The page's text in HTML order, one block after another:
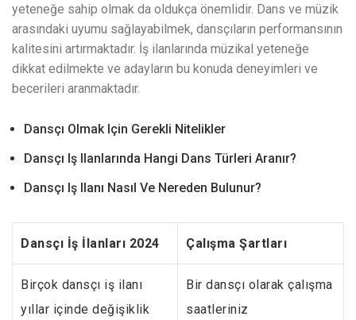
yeteneğe sahip olmak da oldukça önemlidir. Dans ve müzik
arasındaki uyumu sağlayabilmek, dansçıların performansının
kalitesini artırmaktadır. İş ilanlarında müzikal yeteneğe
dikkat edilmekte ve adayların bu konuda deneyimleri ve
becerileri aranmaktadır.
Dansçı Olmak Için Gerekli Nitelikler
Dansçı Iş Ilanlarında Hangi Dans Türleri Aranır?
Dansçı Iş Ilanı Nasıl Ve Nereden Bulunur?
Dansçı İş İlanları 2024 Çalışma Şartları
Birçok dansçı iş ilanı
yıllar içinde değişiklik
Bir dansçı olarak çalışma
saatleriniz